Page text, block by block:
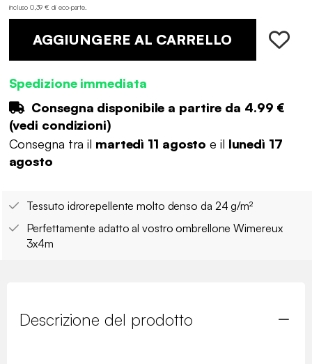
incluso 0,39 € di eco-parte.
AGGIUNGERE AL CARRELLO
Spedizione immediata
Consegna disponibile a partire da 4.99 €
(vedi condizioni)
Consegna tra il martedì 11 agosto e il lunedì 17
agosto
Tessuto idrorepellente molto denso da 24 g/m²
Perfettamente adatto al vostro ombrellone Wimereux
3x4m
Descrizione del prodotto